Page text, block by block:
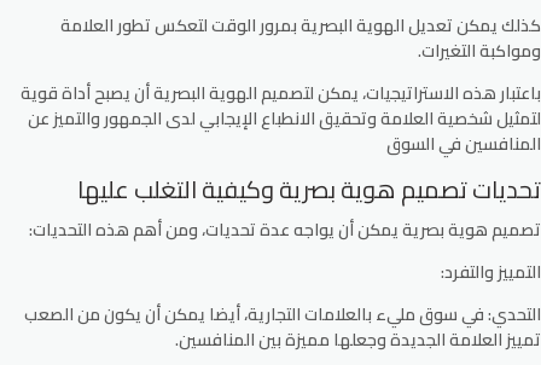
كذلك يمكن تعديل الهوية البصرية بمرور الوقت لتعكس تطور العلامة
ومواكبة التغيرات.
باعتبار هذه الاستراتيجيات، يمكن لتصميم الهوية البصرية أن يصبح أداة قوية
لتمثيل شخصية العلامة وتحقيق الانطباع الإيجابي لدى الجمهور والتميز عن
المنافسين في السوق
تحديات تصميم هوية بصرية وكيفية التغلب عليها
تصميم هوية بصرية يمكن أن يواجه عدة تحديات، ومن أهم هذه التحديات:
التمييز والتفرد:
التحدي: في سوق مليء بالعلامات التجارية، أيضا يمكن أن يكون من الصعب
تمييز العلامة الجديدة وجعلها مميزة بين المنافسين.